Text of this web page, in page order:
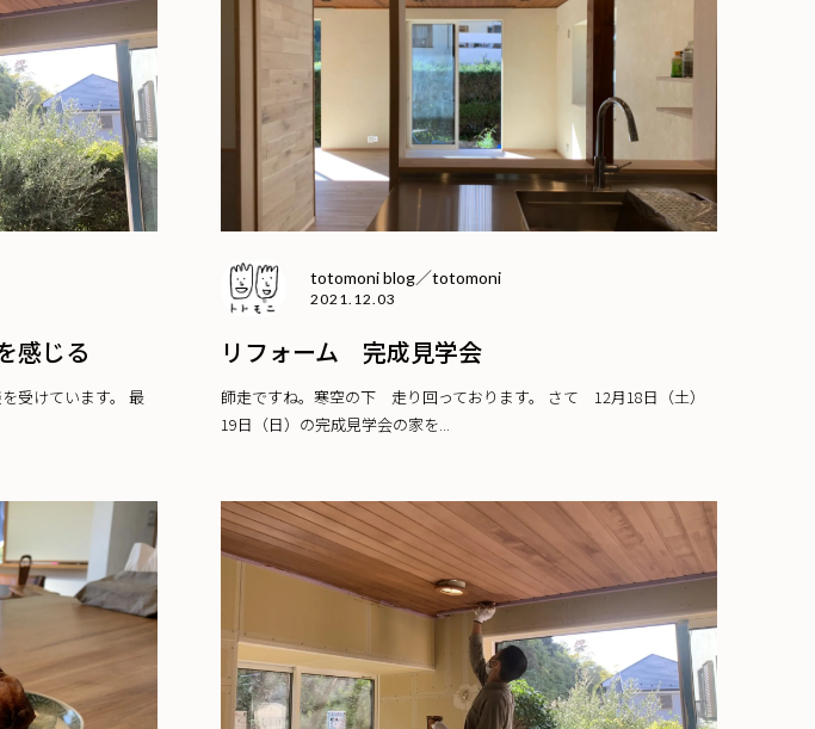
感じる
受けています。 最
totomoni blog／totomoni
2021.12.03
リフォーム 完成見学会
師走ですね。寒空の下 走り回っております。 さて 12月18日（土）
19日（日）の完成見学会の家を...